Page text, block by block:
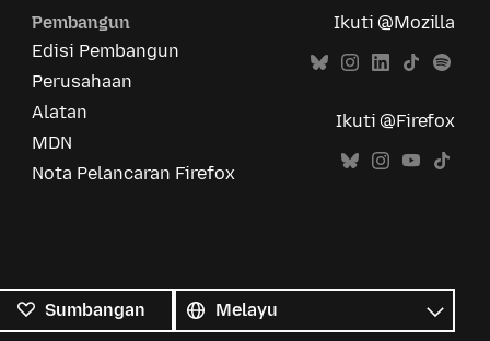
Pembangun
Edisi Pembangun
Perusahaan
Alatan
MDN
Nota Pelancaran Firefox
Ikuti @Mozilla
Ikuti @Firefox
Sumbangan
bahasa
Bahasa